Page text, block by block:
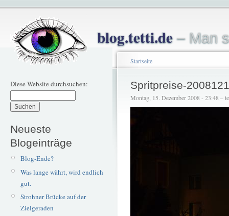
blog.tetti.de– Man
Diese Website durchsuchen:
Neueste
Blogeinträge
Blog-Ende?
Was lange währt, wird endlich
gut.
Strohner Brücke auf der
Zielgeraden
Startseite
Spritpreise-
Montag, 15. Dezember 2008 - 23:48 –